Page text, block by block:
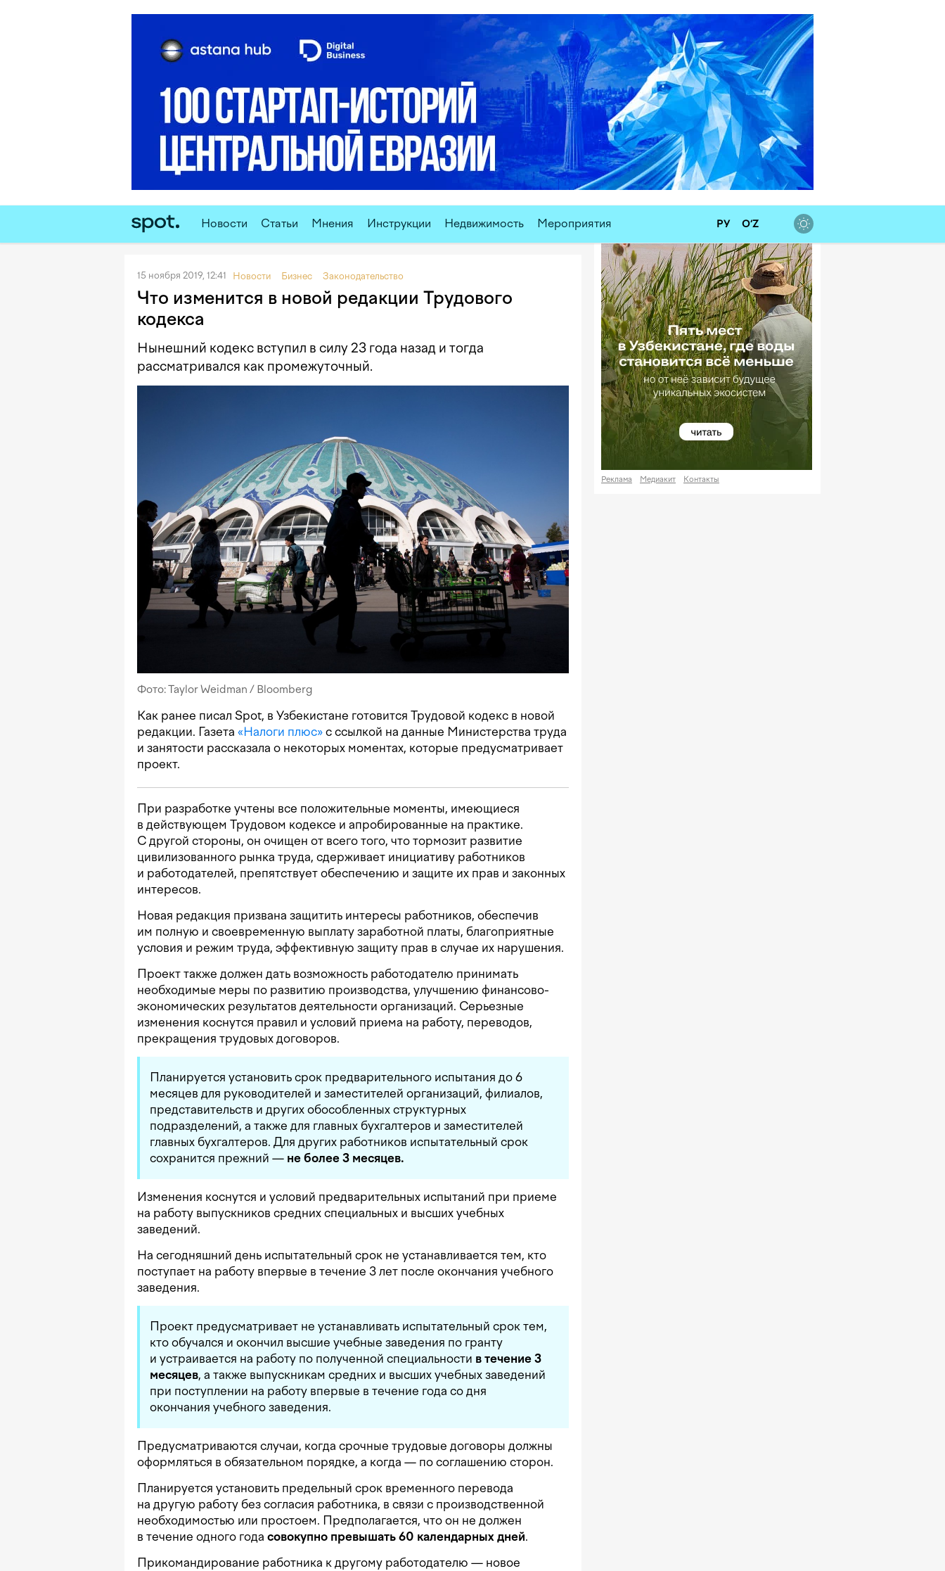
Новости Статьи Мнения Инструкции Недвижимость Мероприятия РУ O‘Z
15 ноября 2019, 12:41 Новости Бизнес Законодательство
Что изменится в новой редакции Трудового
кодекса
Нынешний кодекс вступил в силу 23 года назад и тогда
рассматривался как промежуточный.
Фото: Taylor Weidman / Bloomberg
Как ранее писал Spot, в Узбекистане готовится Трудовой кодекс в новой
редакции. Газета «Налоги плюс» с ссылкой на данные Министерства труда
и занятости рассказала о некоторых моментах, которые предусматривает
проект.
При разработке учтены все положительные моменты, имеющиеся
в действующем Трудовом кодексе и апробированные на практике.
С другой стороны, он очищен от всего того, что тормозит развитие
цивилизованного рынка труда, сдерживает инициативу работников
и работодателей, препятствует обеспечению и защите их прав и законных
интересов.
Новая редакция призвана защитить интересы работников, обеспечив
им полную и своевременную выплату заработной платы, благоприятные
условия и режим труда, эффективную защиту прав в случае их нарушения.
Проект также должен дать возможность работодателю принимать
необходимые меры по развитию производства, улучшению финансово-
экономических результатов деятельности организаций. Серьезные
изменения коснутся правил и условий приема на работу, переводов,
прекращения трудовых договоров.
Планируется установить срок предварительного испытания до 6
месяцев для руководителей и заместителей организаций, филиалов,
представительств и других обособленных структурных
подразделений, а также для главных бухгалтеров и заместителей
главных бухгалтеров. Для других работников испытательный срок
сохранится прежний — не более 3 месяцев.
Изменения коснутся и условий предварительных испытаний при приеме
на работу выпускников средних специальных и высших учебных
заведений.
На сегодняшний день испытательный срок не устанавливается тем, кто
поступает на работу впервые в течение 3 лет после окончания учебного
заведения.
Проект предусматривает не устанавливать испытательный срок тем,
кто обучался и окончил высшие учебные заведения по гранту
и устраивается на работу по полученной специальности в течение 3
месяцев, а также выпускникам средних и высших учебных заведений
при поступлении на работу впервые в течение года со дня
окончания учебного заведения.
Предусматриваются случаи, когда срочные трудовые договоры должны
оформляться в обязательном порядке, а когда — по соглашению сторон.
Планируется установить предельный срок временного перевода
на другую работу без согласия работника, в связи с производственной
необходимостью или простоем. Предполагается, что он не должен
в течение одного года совокупно превышать 60 календарных дней.
Прикомандирование работника к другому работодателю — новое
Курс валют
$ USD 11 915,64
+ 28,92 сум
€ EUR
13 749,46
+ 32,19 сум
₽ RUB
146,19 - 0,18 сум
график курса валют
Реклама Медиакит Контакты